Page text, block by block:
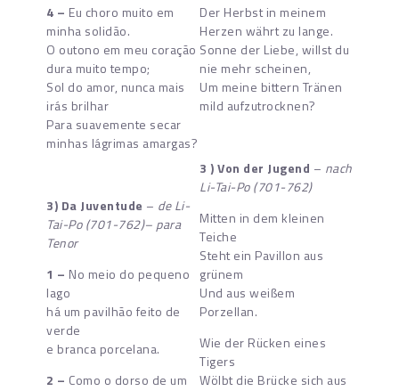
4 – Eu choro muito em
minha solidão.
O outono em meu coração
dura muito tempo;
Sol do amor, nunca mais
irás brilhar
Para suavemente secar
minhas lágrimas amargas?
3) Da Juventude – de Li-
Tai-Po (701-762)– para
Tenor
1 – No meio do pequeno
lago
há um pavilhão feito de
verde
e branca porcelana.
2 – Como o dorso de um
Der Herbst in meinem
Herzen währt zu lange.
Sonne der Liebe, willst du
nie mehr scheinen,
Um meine bittern Tränen
mild aufzutrocknen?
3 )Von der Jugend – nach
Li-Tai-Po (701-762)
Mitten in dem kleinen
Teiche
Steht ein Pavillon aus
grünem
Und aus weißem
Porzellan.
Wie der Rücken eines
Tigers
Wölbt die Brücke sich aus